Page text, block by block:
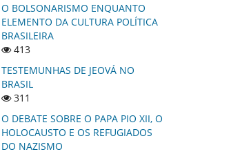
O BOLSONARISMO ENQUANTO
ELEMENTO DA CULTURA POLÍTICA
BRASILEIRA
413
TESTEMUNHAS DE JEOVÁ NO
BRASIL
311
O DEBATE SOBRE O PAPA PIO XII, O
HOLOCAUSTO E OS REFUGIADOS
DO NAZISMO